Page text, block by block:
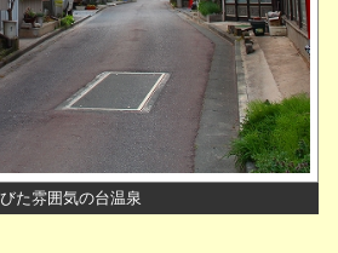
た雰囲気の台温泉